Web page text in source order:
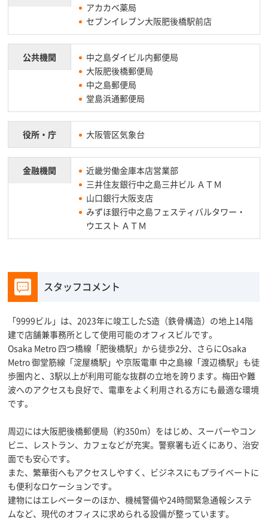
アカカベ薬局
セブンイレブン大阪肥後橋駅前店
公共機関
中之島ダイビル内郵便局
大阪肥後橋郵便局
中之島郵便局
堂島浜通郵便局
役所・庁 大阪管区気象台
金融機関
近畿労働金庫本店営業部
三井住友銀行中之島三井ビル ＡＴＭ
山口銀行大阪支店
みずほ銀行中之島フェスティバルタワー・
ウエスト ＡＴＭ
スタッフコメント
「9999ビル」は、2023年に竣工したS造（鉄骨構造）の地上14階
建で店舗兼事務所として使用可能のオフィスビルです。
Osaka Metro 四つ橋線「肥後橋駅」から徒歩2分、さらにOsaka
Metro 御堂筋線「淀屋橋駅」や京阪電車 中之島線「渡辺橋駅」も徒
歩圏内と、3駅以上が利用可能な抜群の立地を誇ります。梅田や難
波へのアクセスも良好で、電車をよく利用される方にも最適な環境
です。
周辺には大阪肥後橋郵便局（約350m）をはじめ、スーパーやコン
ビニ、レストラン、カフェなどが充実。警察署も近くにあり、治安
面でも安心です。
また、繁華街へもアクセスしやすく、ビジネスにもプライベートに
も便利なロケーションです。
建物にはエレベーターのほか、機械警備や24時間緊急通報システ
ムなど、現代のオフィスに求められる設備が整っています。